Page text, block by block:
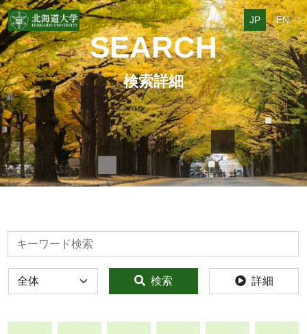
JP EN
SEARCH
検索詳細
検索
全体 検索 詳細